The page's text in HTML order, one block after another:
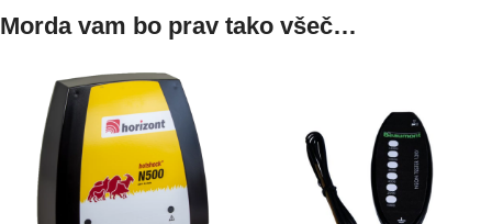
Morda vam bo prav tako všeč…